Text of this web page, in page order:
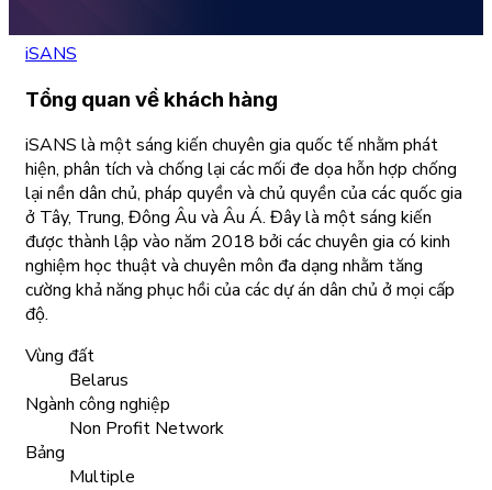
iSANS
Tổng quan về khách hàng
iSANS là một sáng kiến chuyên gia quốc tế nhằm phát
hiện, phân tích và chống lại các mối đe dọa hỗn hợp chống
lại nền dân chủ, pháp quyền và chủ quyền của các quốc gia
ở Tây, Trung, Đông Âu và Âu Á. Đây là một sáng kiến
được thành lập vào năm 2018 bởi các chuyên gia có kinh
nghiệm học thuật và chuyên môn đa dạng nhằm tăng
cường khả năng phục hồi của các dự án dân chủ ở mọi cấp
độ.
Vùng đất
Belarus
Ngành công nghiệp
Non Profit Network
Bảng
Multiple